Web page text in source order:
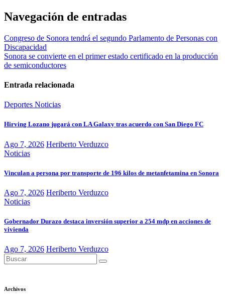
Navegación de entradas
Congreso de Sonora tendrá el segundo Parlamento de Personas con
Discapacidad
Sonora se convierte en el primer estado certificado en la producción
de semiconductores
Entrada relacionada
Deportes Noticias
Hirving Lozano jugará con LA Galaxy tras acuerdo con San Diego FC
Ago 7, 2026 Heriberto Verduzco
Noticias
Vinculan a persona por transporte de 196 kilos de metanfetamina en Sonora
Ago 7, 2026 Heriberto Verduzco
Noticias
Gobernador Durazo destaca inversión superior a 254 mdp en acciones de
vivienda
Ago 7, 2026 Heriberto Verduzco
Archivos